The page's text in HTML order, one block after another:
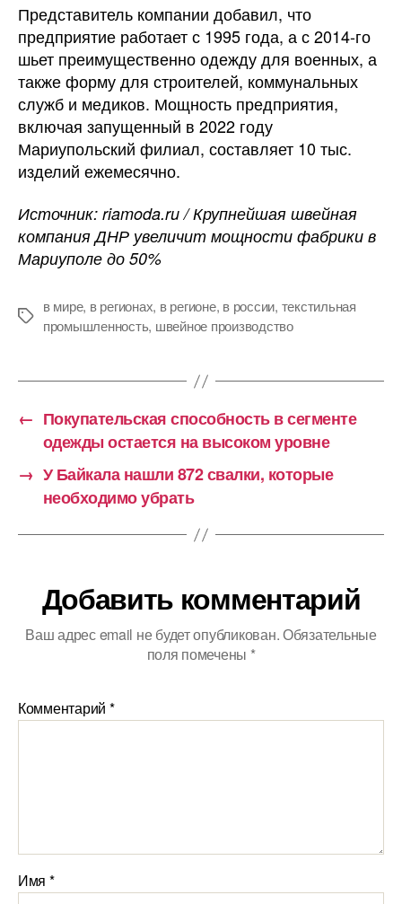
Представитель компании добавил, что
предприятие работает с 1995 года, а с 2014-го
шьет преимущественно одежду для военных, а
также форму для строителей, коммунальных
служб и медиков. Мощность предприятия,
включая запущенный в 2022 году
Мариупольский филиал, составляет 10 тыс.
изделий ежемесячно.
Источник: riamoda.ru / Крупнейшая швейная
компания ДНР увеличит мощности фабрики в
Мариуполе до 50%
Метки
в мире, в регионах, в регионе, в россии, текстильная
промышленность, швейное производство
← Покупательская способность в сегменте
одежды остается на высоком уровне
→ У Байкала нашли 872 свалки, которые
необходимо убрать
Добавить комментарий
Ваш адрес email не будет опубликован.Обязательные
поля помечены *
Комментарий *
Имя *